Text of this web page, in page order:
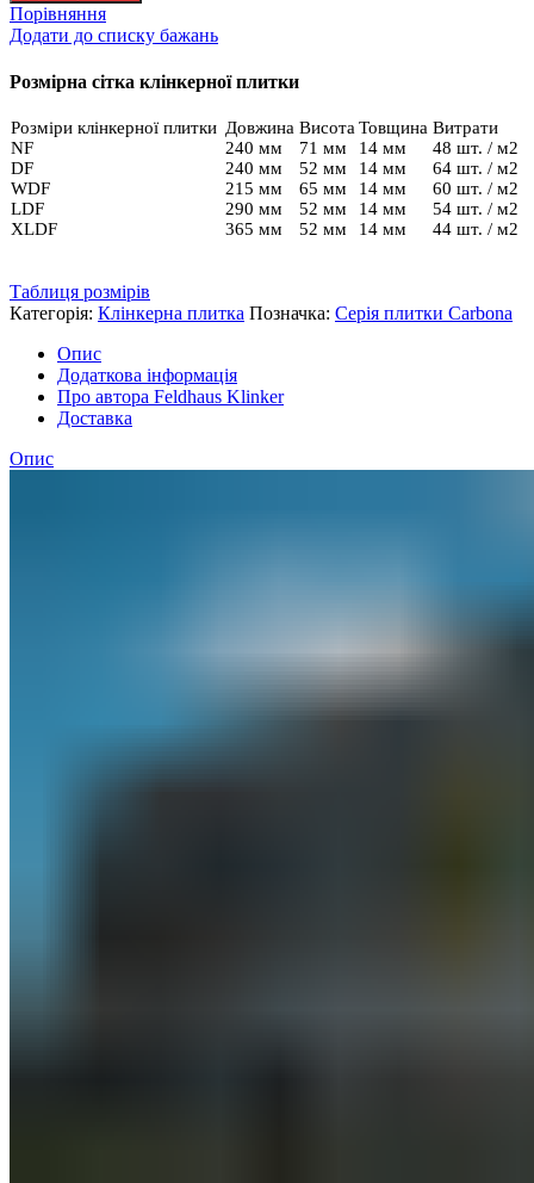
Feldhaus
R
572
DF14
кількість
Порівняння
Додати до списку бажань
Розмірна сітка клінкерної плитки
Розміри клінкерної плитки Довжина ВисотаТовщина Витрати
NF
240 мм 71 мм 14 мм
48 шт. / м2
DF
240 мм 52 мм 14 мм
64 шт. / м2
WDF
215 мм 65 мм 14 мм
60 шт. / м2
LDF
290 мм 52 мм 14 мм
54 шт. / м2
XLDF
365 мм 52 мм 14 мм 44 шт. / м2
Таблиця розмірів
Категорія: Клінкерна плитка Позначка: Серія плитки Carbona
Опис
Додаткова інформація
Про автора Feldhaus Klinker
Доставка
Опис